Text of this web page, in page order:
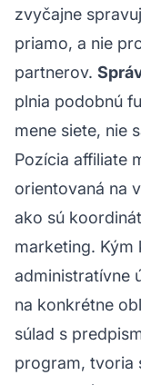
zvyčajne
priamo, a nie
partnerov.
plnia podobnú
mene siete, nie
Pozícia affiliate
orientovaná na
ako sú
marketing.
administratívne
na konkrétne
súlad s
program, tvoria